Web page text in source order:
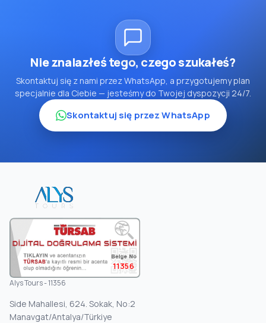
Nie znalazłeś tego, czego szukałeś?
Skontaktuj się z nami przez WhatsApp, a przygotujemy plan
specjalnie dla Ciebie — jesteśmy do Twojej dyspozycji 24/7.
Skontaktuj się przez WhatsApp
11356
Alys Tours - 11356
Side Mahallesi, 624. Sokak, No:2
Manavgat/Antalya/Türkiye